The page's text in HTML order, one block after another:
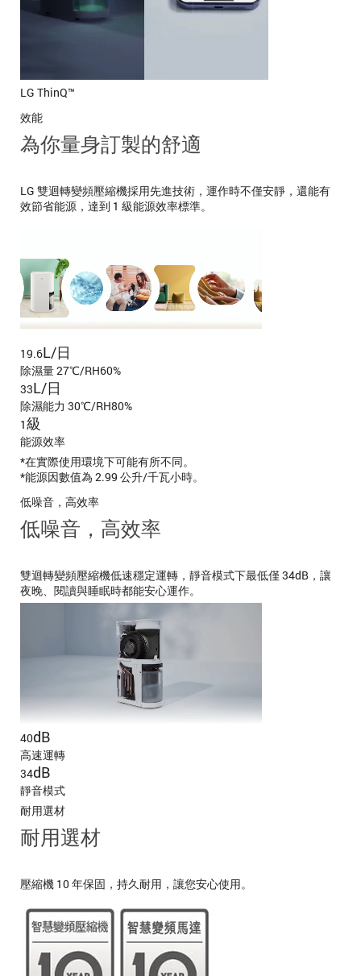
LG ThinQ™
效能
為你量身訂製的舒適
LG 雙迴轉變頻壓縮機採用先進技術，運作時不僅安靜，還能有
效節省能源，達到 1 級能源效率標準。
19.6L/日
除濕量 27℃/RH60%
33L/日
除濕能力 30℃/RH80%
1級
能源效率
*在實際使用環境下可能有所不同。
*能源因數值為 2.99 公升/千瓦小時。
低噪音，高效率
低噪音，高效率
雙迴轉變頻壓縮機低速穩定運轉，靜音模式下最低僅 34dB，讓
夜晚、閱讀與睡眠時都能安心運作。
40dB
高速運轉
34dB
靜音模式
耐用選材
耐用選材
壓縮機 10 年保固，持久耐用，讓您安心使用。